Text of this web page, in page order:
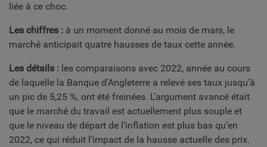
liée à ce choc.
Les chiffres : à un moment donné au mois de mars, le
marché anticipait quatre hausses de taux cette année.
Les détails : les comparaisons avec 2022, année au cours
de laquelle la Banque d’Angleterre a relevé ses taux jusqu’à
un pic de 5,25 %, ont été freinées. L’argument avancé était
que le marché du travail est actuellement plus souple et
que le niveau de départ de l’inflation est plus bas qu’en
2022, ce qui réduit l’impact de la hausse actuelle des prix.